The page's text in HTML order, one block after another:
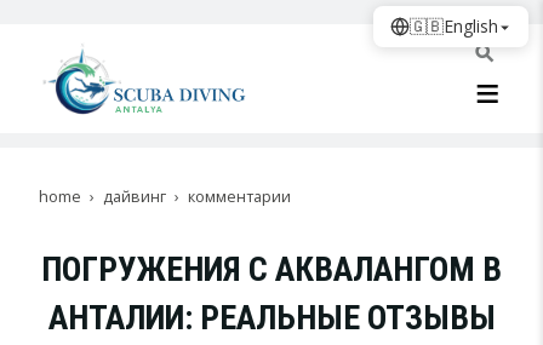
home дайвинг комментарии
ПОГРУЖЕНИЯ С АКВАЛАНГОМ В
АНТАЛИИ: РЕАЛЬНЫЕ ОТЗЫВЫ
🇬🇧English